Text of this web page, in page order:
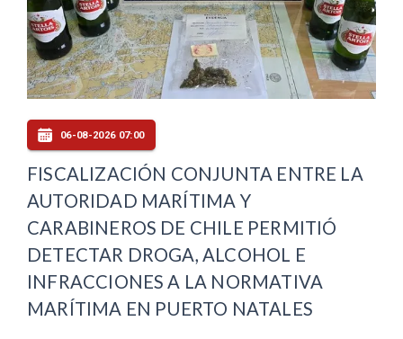
06-08-2026 07:00
CONJUNTA ENTRE LA
MARÍTIMA Y
DE CHILE PERMITIÓ
DROGA, ALCOHOL E
A LA NORMATIVA
EN PUERTO NATALES